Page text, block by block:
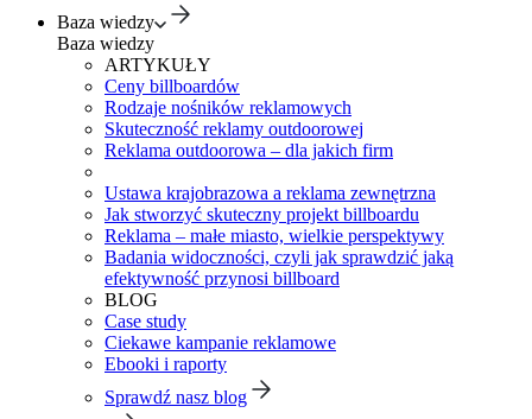
Baza wiedzy
Baza wiedzy
ARTYKUŁY
Ceny billboardów
Rodzaje nośników reklamowych
Skuteczność reklamy outdoorowej
Reklama outdoorowa – dla jakich firm
Ustawa krajobrazowa a reklama zewnętrzna
Jak stworzyć skuteczny projekt billboardu
Reklama – małe miasto, wielkie perspektywy
Badania widoczności, czyli jak sprawdzić jaką
efektywność przynosi billboard
BLOG
Case study
Ciekawe kampanie reklamowe
Ebooki i raporty
Sprawdź nasz blog